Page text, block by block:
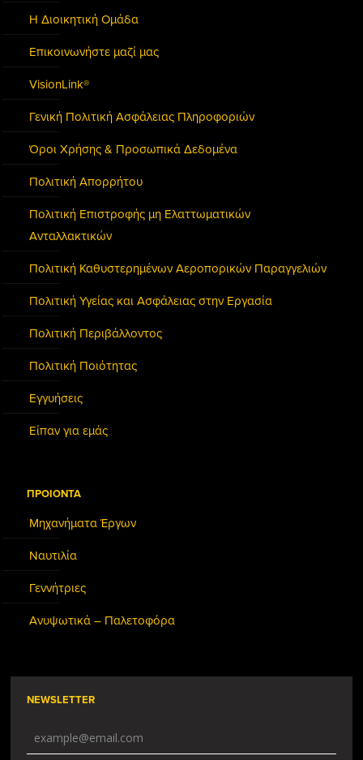
Η Διοικητική Ομάδα
Επικοινωνήστε μαζί μας
VisionLink®
Γενική Πολιτική Ασφάλειας Πληροφοριών
Όροι Χρήσης & Προσωπικά Δεδομένα
Πολιτική Απορρήτου
Πολιτική Επιστροφής μη Ελαττωματικών
Ανταλλακτικών
Πολιτική Καθυστερημένων Αεροπορικών Παραγγελιών
Πολιτική Υγείας και Ασφάλειας στην Εργασία
Πολιτική Περιβάλλοντος
Πολιτική Ποιότητας
Εγγυήσεις
Είπαν για εμάς
ΠΡΟΙΟΝΤΑ
Μηχανήματα Έργων
Ναυτιλία
Γεννήτριες
Ανυψωτικά – Παλετοφόρα
NEWSLETTER